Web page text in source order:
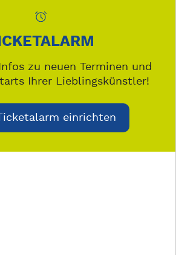
zu neuen Terminen und
Ihrer Lieblingskünstler!
einrichten